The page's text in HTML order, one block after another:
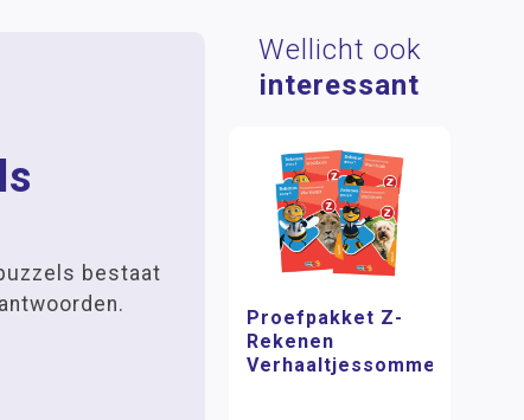
bestaat
Wellicht ook
interessant
Proefpakket Z-
Rekenen
Verhaaltjessommen